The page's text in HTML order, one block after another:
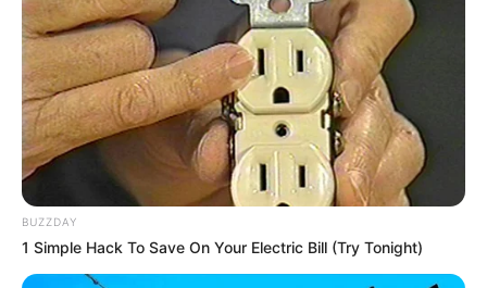
Serem! 9 Chat Ojek Online &
Pelanggan Ini Bikin Auto
Merinding
BUZZDAY
1 Simple Hack To Save On Your Electric Bill (Try Tonight)